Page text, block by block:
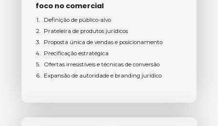
foco no comercial
Definição de público-alvo
Prateleira de produtos jurídicos
Proposta única de vendas e posicionamento
Precificação estratégica
Ofertas irresistíveis e técnicas de conversão
Expansão de autoridade e branding jurídico